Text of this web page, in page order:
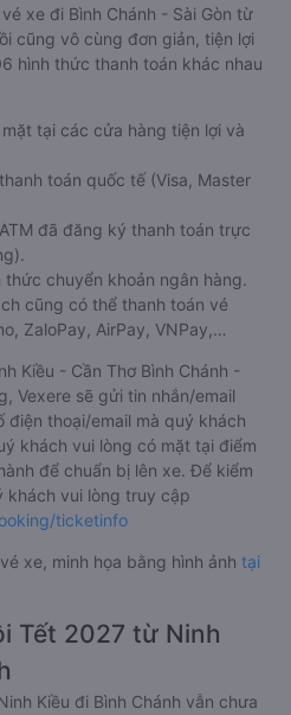
xe đi Bình Chánh - Sài Gòn từ
cũng vô cùng đơn giản, tiện lợi
hình thức thanh toán khác nhau
tại các cửa hàng tiện lợi và
toán quốc tế (Visa, Master
đã đăng ký thanh toán trực
chuyển khoản ngân hàng.
cũng có thể thanh toán vé
ZaloPay, AirPay, VNPay,…
Kiều - Cần Thơ Bình Chánh -
Vexere sẽ gửi tin nhắn/email
điện thoại/email mà quý khách
khách vui lòng có mặt tại điểm
để chuẩn bị lên xe. Để kiểm
vui lòng truy cập
ticketinfo
xe, minh họa bằng hình ảnh tại
Tết 2027 từ Ninh
Kiều đi Bình Chánh vẫn chưa